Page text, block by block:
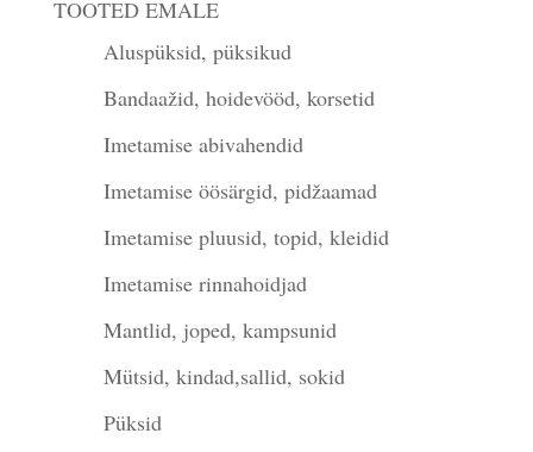
TOOTED EMALE
Aluspüksid, püksikud
Bandaažid, hoidevööd, korsetid
Imetamise abivahendid
Imetamise öösärgid, pidžaamad
Imetamise pluusid, topid, kleidid
Imetamise rinnahoidjad
Mantlid, joped, kampsunid
Mütsid, kindad,sallid, sokid
Püksid